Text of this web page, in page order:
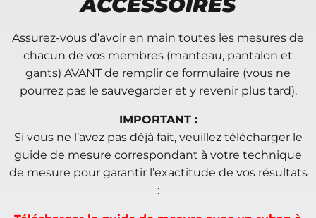
Assurez-vous d’avoir en main toutes les mesures de
chacun de vos membres (manteau, pantalon et
gants) AVANT de remplir ce formulaire (vous ne
pourrez pas le sauvegarder et y revenir plus tard).
IMPORTANT :
Si vous ne l’avez pas déjà fait, veuillez télécharger le
guide de mesure correspondant à votre technique
de mesure pour garantir l’exactitude de vos résultats
: